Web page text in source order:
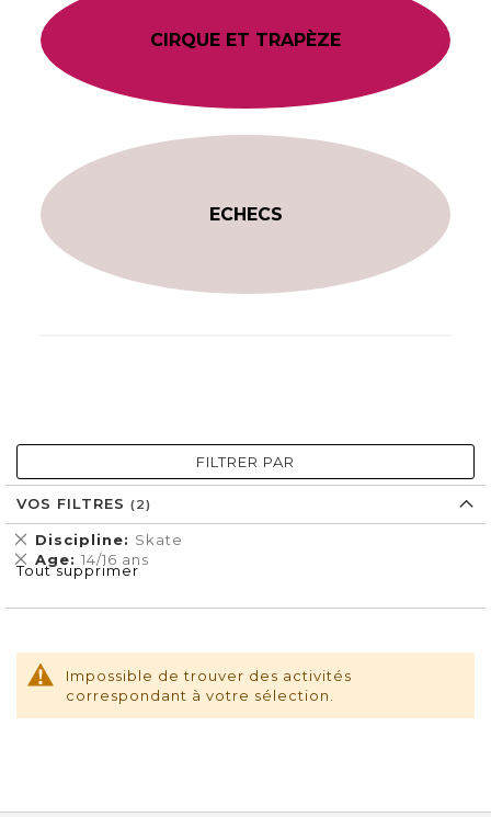
CIRQUE ET TRAPÈZE
ECHECS
Impossible de trouver des activités
correspondant à votre sélection.
FILTRER PAR
VOS FILTRES
Discipline Skate
Supprimer
cet
Élément
Age 14/16 ans
Supprimer
cet
Tout supprimer